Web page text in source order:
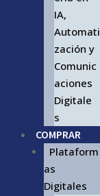
IA,
Automati
zación y
Comunic
aciones
Digitale
s
COMPRAR
Plataform
as
Digitales